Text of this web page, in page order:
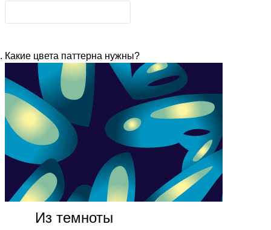
Какие цвета паттерна нужны?
Из темноты